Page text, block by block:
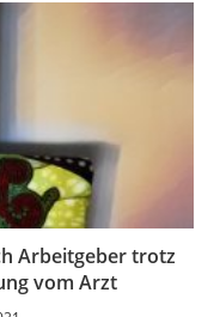
Arbeitgeber trotz
vom Arzt